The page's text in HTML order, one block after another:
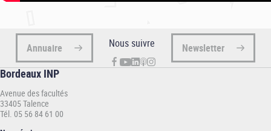
Annuaire Nous suivre Newsletter
Bordeaux INP
Avenue des facultés
33405 Talence
Tél. 05 56 84 61 00